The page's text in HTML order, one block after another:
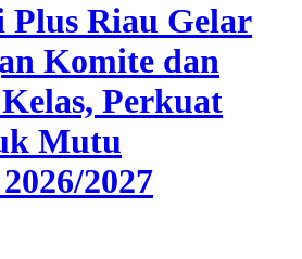
Plus Riau Gelar
Komite dan
Perkuat
Mutu
2027